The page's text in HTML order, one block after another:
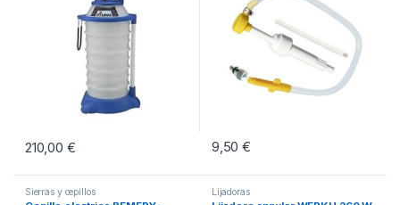
210,00 € 9,50€
Sierras y cepillos Lijadoras